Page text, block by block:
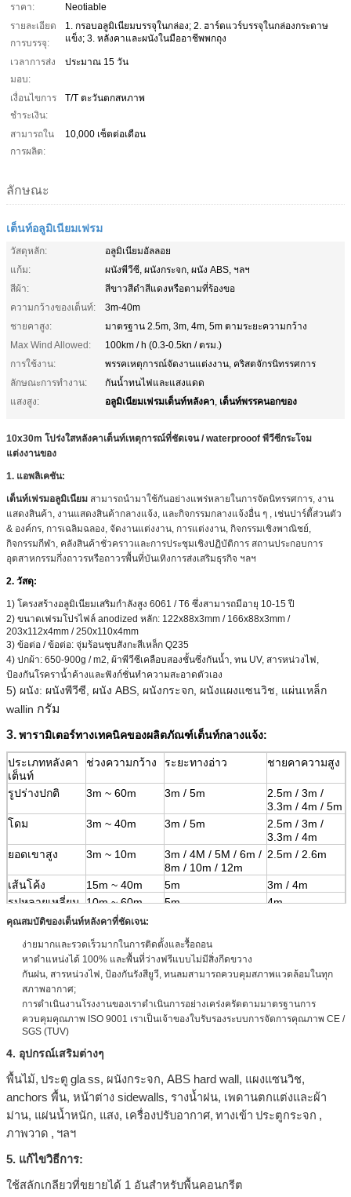
ราคา:
Neotiable
รายละเอียด
การบรรจุ:
1. กรอบอลูมิเนียมบรรจุในกล่อง; 2. ฮาร์ดแวร์บรรจุในกล่องกระดาษ
แข็ง; 3. หลังคาและผนังในมืออาชีพพกถุง
เวลาการส่ง
มอบ:
ประมาณ 15 วัน
เงื่อนไขการ
ชำระเงิน:
T/T ตะวันตกสหภาพ
สามารถใน
การผลิต:
10,000 เซ็ตต่อเดือน
ลักษณะ
เต็นท์อลูมิเนียมเฟรม
วัสดุหลัก:
อลูมิเนียมอัลลอย
แก้ม:
ผนังพีวีซี, ผนังกระจก, ผนัง ABS, ฯลฯ
สีผ้า:
สีขาวสีดำสีแดงหรือตามที่ร้องขอ
ความกว้างของเต็นท์:
3m-40m
ชายคาสูง:
มาตรฐาน 2.5m, 3m, 4m, 5m ตามระยะความกว้าง
Max Wind Allowed:
100km / h (0.3-0.5kn / ตรม.)
การใช้งาน:
พรรคเหตุการณ์จัดงานแต่งงาน, คริสตจักรนิทรรศการ
ลักษณะการทำงาน:
กันน้ำทนไฟและแสงแดด
แสงสูง:
อลูมิเนียมเฟรมเต็นท์หลังคา, เต็นท์พรรคนอกของ
10x30m โปร่งใสหลังคาเต็นท์เหตุการณ์ที่ชัดเจน / waterprooof พีวีซีกระโจม
แต่งงานของ
1. แอพลิเคชัน:
เต็นท์เฟรมอลูมิเนียม สามารถนำมาใช้กันอย่างแพร่หลายในการจัดนิทรรศการ, งาน
แสดงสินค้า, งานแสดงสินค้ากลางแจ้ง, และกิจกรรมกลางแจ้งอื่น ๆ , เช่นปาร์ตี้ส่วนตัว
& องค์กร, การเฉลิมฉลอง, จัดงานแต่งงาน, การแต่งงาน, กิจกรรมเชิงพาณิชย์,
กิจกรรมกีฬา, คลังสินค้าชั่วคราวและการประชุมเชิงปฏิบัติการ สถานประกอบการ
อุตสาหกรรมกึ่งถาวรหรือถาวรพื้นที่บันเทิงการส่งเสริมธุรกิจ ฯลฯ
2. วัสดุ:
1) โครงสร้างอลูมิเนียมเสริมกำลังสูง 6061 / T6 ซึ่งสามารถมีอายุ 10-15 ปี
2) ขนาดเฟรมโปรไฟล์ anodized หลัก: 122x88x3mm / 166x88x3mm /
203x112x4mm / 250x110x4mm
3) ข้อต่อ / ข้อต่อ: จุ่มร้อนชุบสังกะสีเหล็ก Q235
4) ปกผ้า: 650-900g / m2, ผ้าพีวีซีเคลือบสองชั้นซึ่งกันน้ำ, ทน UV, สารหน่วงไฟ,
ป้องกันโรคราน้ำค้างและฟังก์ชั่นทำความสะอาดตัวเอง
5) ผนัง: ผนังพีวีซี, ผนัง ABS, ผนังกระจก, ผนังแผงแซนวิช, แผ่นเหล็ก
wallin กรัม
3.พารามิเตอร์ทางเทคนิคของผลิตภัณฑ์เต็นท์กลางแจ้ง:
ประเภทหลังคา
เต็นท์
ช่วงความกว้าง ระยะทางอ่าว ชายคาความสูง
รูปร่างปกติ 3m ~ 60m 3m / 5m
2.5m / 3m /
3.3m / 4m / 5m
โดม
3m ~ 40m 3m / 5m
2.5m / 3m /
3.3m / 4m
ยอดเขาสูง
3m ~ 10m
3m / 4M / 5M / 6m /
8m / 10m / 12m
2.5m / 2.6m
เส้นโค้ง 15m ~ 40m 5m
3m / 4m
รูปหลายเหลี่ยม 10m ~ 60m 5m
4m
ลูกบาศก์
10m ~ 30m
คุณสมบัติของเต็นท์หลังคาที่ชัดเจน:
ง่ายมากและรวดเร็วมากในการติดตั้งและรื้อถอน
หาตำแหน่งได้ 100% และพื้นที่ว่างฟรีแบบไม่มีสิ่งกีดขวาง
กันฝน, สารหน่วงไฟ, ป้องกันรังสียูวี, ทนลมสามารถควบคุมสภาพแวดล้อมในทุก
สภาพอากาศ;
การดำเนินงานโรงงานของเราดำเนินการอย่างเคร่งครัดตามมาตรฐานการ
ควบคุมคุณภาพ ISO 9001 เราเป็นเจ้าของใบรับรองระบบการจัดการคุณภาพ CE /
SGS (TUV)
4. อุปกรณ์เสริมต่างๆ
พื้นไม้, ประตู glass, ผนังกระจก, ABS hard wall, แผงแซนวิช,
anchors พื้น, หน้าต่าง sidewalls, รางน้ำฝน, เพดานตกแต่งและผ้า
ม่าน, แผ่นน้ำหนัก, แสง, เครื่องปรับอากาศ, ทางเข้า ประตูกระจก ,
ภาพวาด , ฯลฯ
5. แก้ไขวิธีการ:
ใช้สลักเกลียวที่ขยายได้ 1 อันสำหรับพื้นคอนกรีต